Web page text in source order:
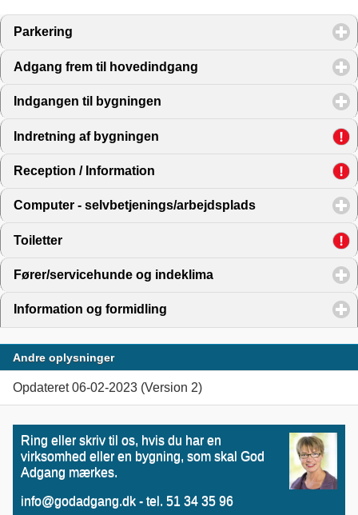
Parkering
Adgang frem til hovedindgang click to expand contents
Indgangen til bygningen
Indretning af bygningen
Reception / Information
Computer - selvbetjenings/arbejdsplads click to expand
Toiletter
Fører/servicehunde og indeklima click to expand
Information og formidling
Andre oplysninger
Opdateret 06-02-2023 (Version 2)
Ring eller skriv til os, hvis du har en
virksomhed eller en bygning, som skal God
Adgang mærkes.
info@godadgang.dk - tel. 51 34 35 96